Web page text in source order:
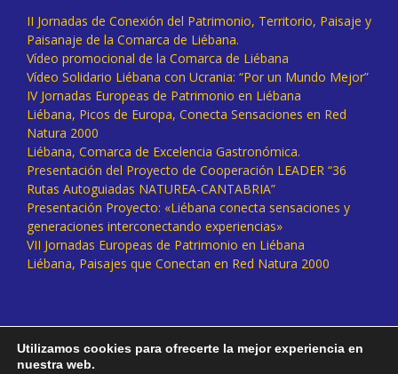
II Jornadas de Conexión del Patrimonio, Territorio, Paisaje y
Paisanaje de la Comarca de Liébana.
Vídeo promocional de la Comarca de Liébana
Vídeo Solidario Liébana con Ucrania: “Por un Mundo Mejor”
IV Jornadas Europeas de Patrimonio en Liébana
Liébana, Picos de Europa, Conecta Sensaciones en Red
Natura 2000
Liébana, Comarca de Excelencia Gastronómica.
Presentación del Proyecto de Cooperación LEADER “36
Rutas Autoguiadas NATUREA-CANTABRIA”
Presentación Proyecto: «Liébana conecta sensaciones y
generaciones interconectando experiencias»
VII Jornadas Europeas de Patrimonio en Liébana
Liébana, Paisajes que Conectan en Red Natura 2000
Utilizamos cookies para ofrecerte la mejor experiencia en
nuestra web.